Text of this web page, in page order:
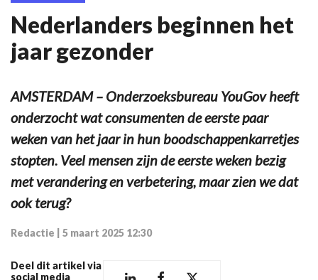
Nederlanders beginnen het
jaar gezonder
AMSTERDAM – Onderzoeksbureau YouGov heeft
onderzocht wat consumenten de eerste paar
weken van het jaar in hun boodschappenkarretjes
stopten. Veel mensen zijn de eerste weken bezig
met verandering en verbetering, maar zien we dat
ook terug?
Redactie 5 maart 2025 12:30
Deel dit artikel via
social media